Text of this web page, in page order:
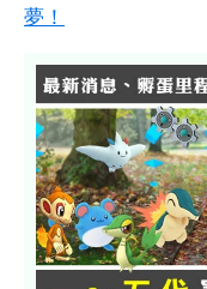
夢！